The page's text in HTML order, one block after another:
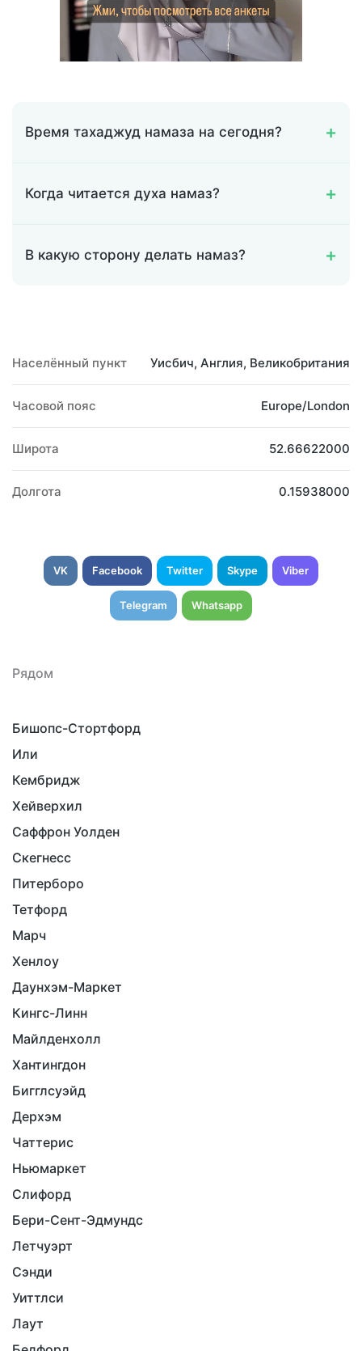
Время тахаджуд намаза на сегодня?
Когда читается духа намаз?
В какую сторону делать намаз?
Населённый пункт Уисбич, Англия, Великобритания
Часовой пояс Europe/London
Широта 52.66622000
Долгота 0.15938000
VK Facebook Twitter Skype Viber
Telegram Whatsapp
Рядом
Бишопс-Стортфорд
Или
Кембридж
Хейверхил
Саффрон Уолден
Скегнесс
Питерборо
Тетфорд
Марч
Хенлоу
Даунхэм-Маркет
Кингс-Линн
Майлденхолл
Хантингдон
Бигглсуэйд
Дерхэм
Чаттерис
Ньюмаркет
Слифорд
Бери-Сент-Эдмундс
Летчуэрт
Сэнди
Уиттлси
Лаут